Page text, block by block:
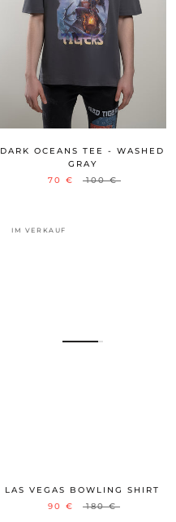
DARK OCEANS TEE - WASHED
GRAY
70 €
100 €
IM VERKAUF
LAS VEGAS BOWLING SHIRT
90 €
180 €